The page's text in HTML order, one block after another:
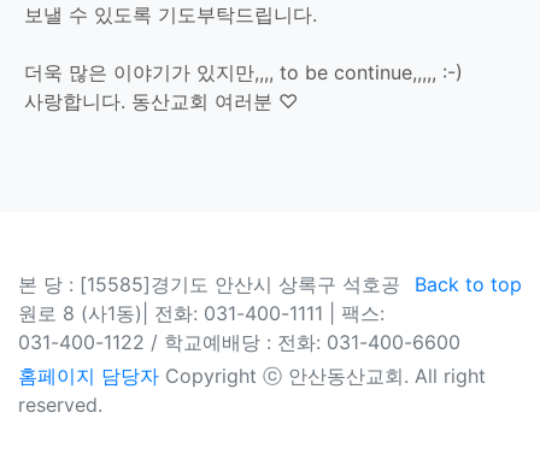
보낼 수 있도록 기도부탁드립니다.
더욱 많은 이야기가 있지만,,,, to be continue,,,,, :-)
사랑합니다. 동산교회 여러분 ♡
Back to top
본 당 : [15585]경기도 안산시 상록구 석호공
원로 8 (사1동)| 전화: 031-400-1111 | 팩스:
031-400-1122 / 학교예배당 : 전화: 031-400-6600
홈페이지 담당자 Copyright ⓒ 안산동산교회. All right
reserved.